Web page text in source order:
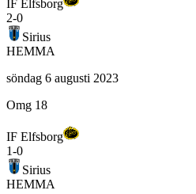
IF Elfsborg
2-0
Sirius
HEMMA
söndag 6 augusti 2023
Omg 18
IF Elfsborg
1-0
Sirius
HEMMA